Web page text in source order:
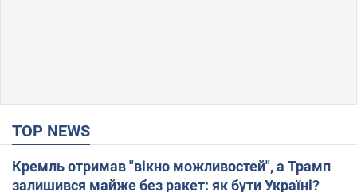
TOP NEWS
Кремль отримав "вікно можливостей", а Трамп
залишився майже без ракет: як бути Україні?